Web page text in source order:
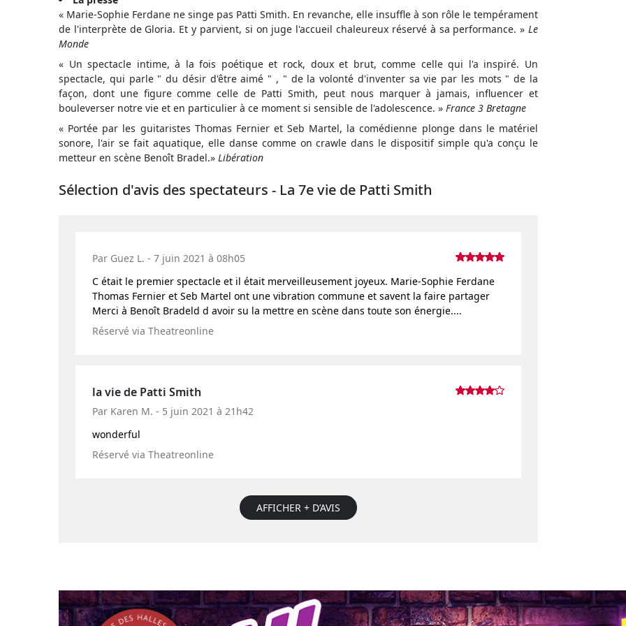
« Marie-Sophie Ferdane ne singe pas Patti Smith. En revanche, elle insuffle à son rôle le tempérament
de l'interprète de Gloria. Et y parvient, si on juge l'accueil chaleureux réservé à sa performance. » Le
Monde
« Un spectacle intime, à la fois poétique et rock, doux et brut, comme celle qui l'a inspiré. Un
spectacle, qui parle " du désir d'être aimé " , " de la volonté d'inventer sa vie par les mots " de la
façon, dont une figure comme celle de Patti Smith, peut nous marquer à jamais, influencer et
bouleverser notre vie et en particulier à ce moment si sensible de l'adolescence. » France 3 Bretagne
« Portée par les guitaristes Thomas Fernier et Seb Martel, la comédienne plonge dans le matériel
sonore, l'air se fait aquatique, elle danse comme on crawle dans le dispositif simple qu'a conçu le
metteur en scène Benoît Bradel.» Libération
Sélection d'avis des spectateurs - La 7e vie de Patti Smith
Par Guez L. - 7 juin 2021 à 08h05
C était le premier spectacle et il était merveilleusement joyeux. Marie-Sophie Ferdane
Thomas Fernier et Seb Martel ont une vibration commune et savent la faire partager
Merci à Benoît Bradeld d avoir su la mettre en scène dans toute son énergie....
Réservé via Theatreonline
la vie de Patti Smith
Par Karen M. - 5 juin 2021 à 21h42
wonderful
Réservé via Theatreonline
AFFICHER + D’AVIS